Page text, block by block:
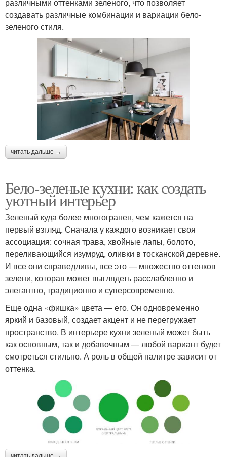
создавать различные комбинации и вариации бело-
зеленого стиля.
читать дальше →
Бело-зеленые кухни: как создать
уютный интерьер
Зеленый куда более многогранен, чем кажется на
первый взгляд. Сначала у каждого возникает своя
ассоциация: сочная трава, хвойные лапы, болото,
переливающийся изумруд, оливки в тосканской деревне.
И все они справедливы, все это — множество оттенков
зелени, которая может выглядеть расслабленно и
элегантно, традиционно и суперсовременно.
Еще одна «фишка» цвета — его. Он одновременно
яркий и базовый, создает акцент и не перегружает
пространство. В интерьере кухни зеленый может быть
как основным, так и добавочным — любой вариант будет
смотреться стильно. А роль в общей палитре зависит от
оттенка.